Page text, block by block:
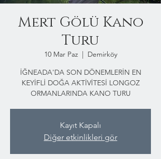
Mert Gölü Kano
Turu
10 Mar Paz
  |
Demirköy
İĞNEADA'DA SON DÖNEMLERİN EN
KEYİFLİ DOĞA AKTİVİTESİ LONGOZ
ORMANLARINDA KANO TURU
Kayıt Kapalı
Diğer etkinlikleri gör